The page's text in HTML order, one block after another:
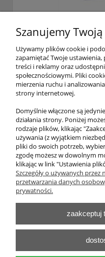
Potykacz
1
zawiera 23%
do
Szanujemy
Używamy plików cookie i
zapamiętać Twoje
treści i reklamy oraz
społecznościowymi. Pliki
mierzenia ruchu i
strony internetowej.
Domyślnie włączone są
działania strony. Poniżej
rodzaje plików, klikając
używania (z wyjątkiem
pliki do swoich potrzeb,
zgodę możesz w dowolnym
klikając w link "Ustawienia
Szczegóły o używanych
przetwarzania danych
prywatności.
zaakceptuj